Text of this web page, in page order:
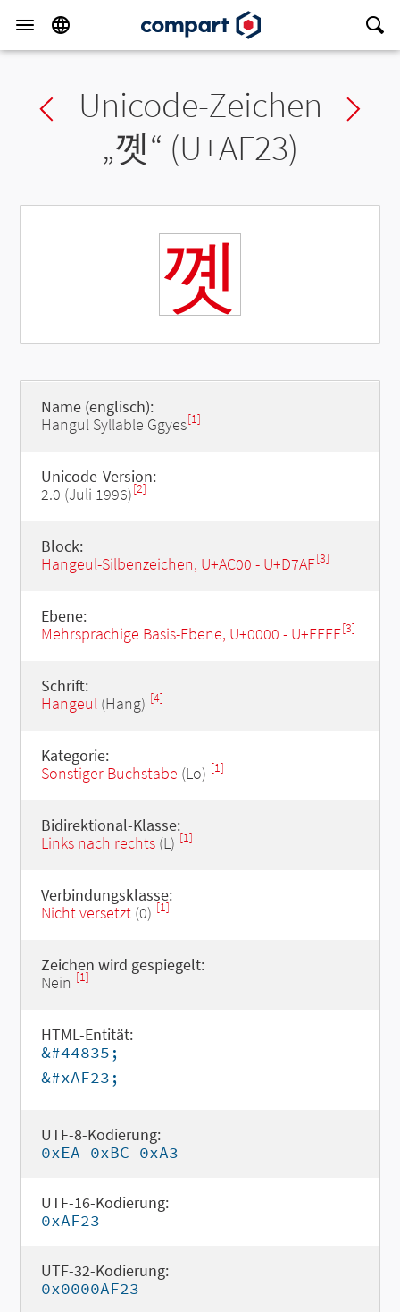
Previous char
Unicode-Zeichen
„꼣“ (U+AF23)
꼣
Name (englisch):
Hangul Syllable Ggyes[1]
Unicode-Version:
2.0 (Juli 1996)[2]
Block:
Hangeul-Silbenzeichen, U+AC00 - U+D7AF[3]
Ebene:
Mehrsprachige Basis-Ebene, U+0000 - U+FFFF[3]
Schrift:
Hangeul(Hang) [4]
Kategorie:
Sonstiger Buchstabe (Lo) [1]
Bidirektional-Klasse:
Links nach rechts(L) [1]
Verbindungsklasse:
Nicht versetzt(0) [1]
Zeichen wird gespiegelt:
Nein [1]
HTML-Entität:
&#44835;
&#xAF23;
UTF-8-Kodierung:
0xEA 0xBC 0xA3
UTF-16-Kodierung:
0xAF23
UTF-32-Kodierung:
0x0000AF23